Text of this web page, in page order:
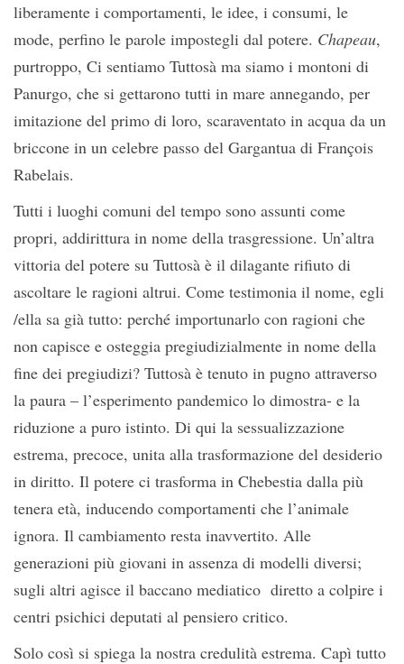
liberamente i comportamenti, le idee, i consumi, le
mode, perfino le parole impostegli dal potere. Chapeau,
purtroppo, Ci sentiamo Tuttosà ma siamo i montoni di
Panurgo, che si gettarono tutti in mare annegando, per
imitazione del primo di loro, scaraventato in acqua da un
briccone in un celebre passo del Gargantua di François
Rabelais.
Tutti i luoghi comuni del tempo sono assunti come
propri, addirittura in nome della trasgressione. Un’altra
vittoria del potere su Tuttosà è il dilagante rifiuto di
ascoltare le ragioni altrui. Come testimonia il nome, egli
/ella sa già tutto: perché importunarlo con ragioni che
non capisce e osteggia pregiudizialmente in nome della
fine dei pregiudizi? Tuttosà è tenuto in pugno attraverso
la paura – l’esperimento pandemico lo dimostra- e la
riduzione a puro istinto. Di qui la sessualizzazione
estrema, precoce, unita alla trasformazione del desiderio
in diritto. Il potere ci trasforma in Chebestia dalla più
tenera età, inducendo comportamenti che l’animale
ignora. Il cambiamento resta inavvertito. Alle
generazioni più giovani in assenza di modelli diversi;
sugli altri agisce il baccano mediatico diretto a colpire i
centri psichici deputati al pensiero critico.
Solo così si spiega la nostra credulità estrema. Capì tutto